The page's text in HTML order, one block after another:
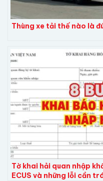
Thùng xe tải thế nào là
Tờ khai hải quan nhập
ECUS và những lỗi cần